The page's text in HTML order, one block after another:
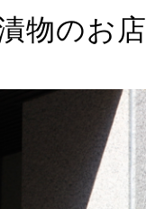
物のお店